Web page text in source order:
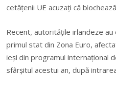
cetăţenii UE acuzaţi că
Recent, autorităţile irlandeze
primul stat din Zona Euro,
ieşi din programul internaţional
sfârşitul acestui an, după